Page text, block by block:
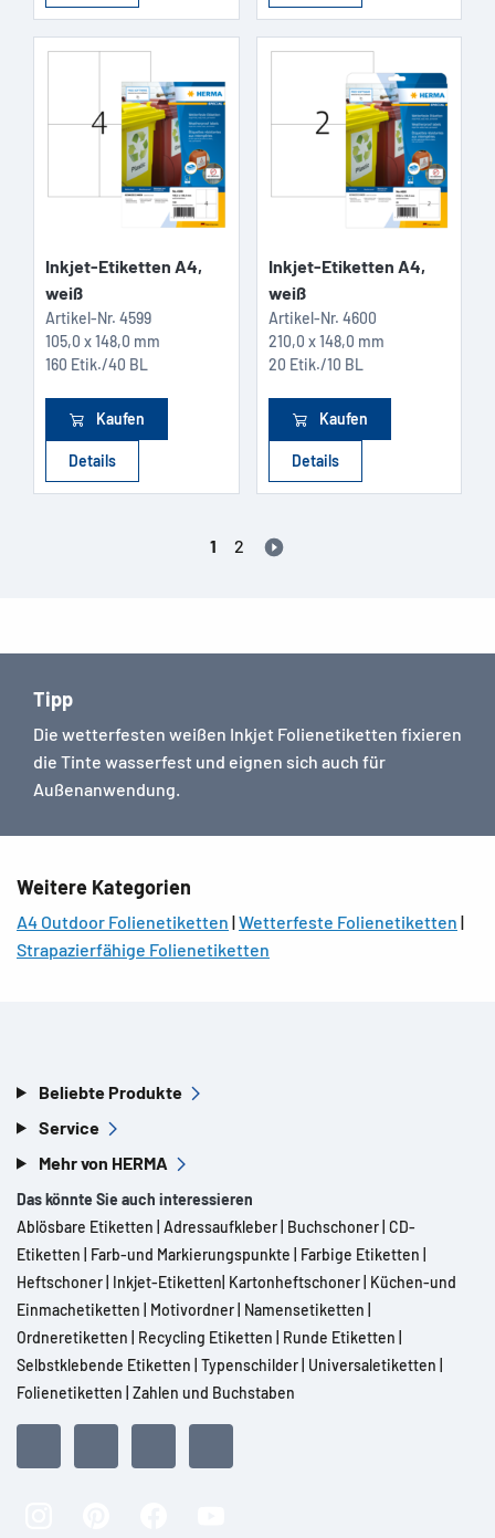
Inkjet-Etiketten A4,
weiß
Artikel-Nr. 4599
105,0 x 148,0 mm
160 Etik./40 BL
Kaufen
Details
Inkjet-Etiketten A4,
weiß
Artikel-Nr. 4600
210,0 x 148,0 mm
20 Etik./10 BL
Kaufen
Details
1 2
Tipp
Die wetterfesten weißen Inkjet Folienetiketten fixieren
die Tinte wasserfest und eignen sich auch für
Außenanwendung.
Weitere Kategorien
A4 Outdoor Folienetiketten |Wetterfeste Folienetiketten |
Strapazierfähige Folienetiketten
Beliebte Produkte
Service
Mehr von HERMA
Das könnte Sie auch interessieren
Ablösbare Etiketten Adressaufkleber Buchschoner CD-
Etiketten
Farb-und Markierungspunkte Farbige Etiketten
Heftschoner Inkjet-Etiketten Kartonheftschoner Küchen-und
Einmachetiketten
Motivordner Namensetiketten
Ordneretiketten
Recycling Etiketten Runde Etiketten
Selbstklebende Etiketten Typenschilder Universaletiketten
Folienetiketten Zahlen und Buchstaben